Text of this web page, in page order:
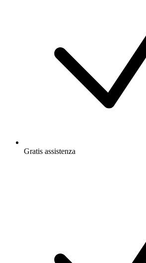
Gratis assistenza